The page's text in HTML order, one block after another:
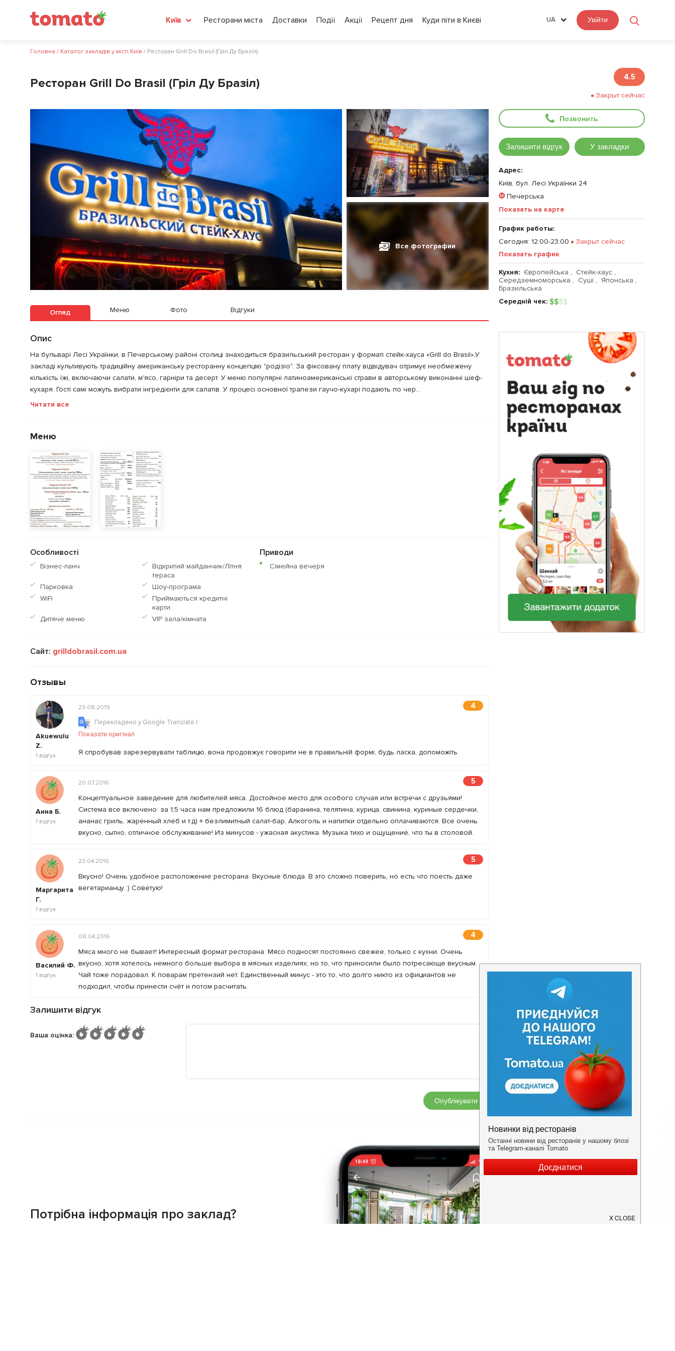
Київ Ресторани міста Доставки Події Акції Рецепт дня Куди піти в Києві UA Увійти
Головна / Каталог закладів у місті Київ / Ресторан Grill Do Brasil (Гріл Ду Бразіл)
Ресторан Grill Do Brasil (Гріл Ду Бразіл) 4.5
Закрыт сейчас
Позвонить
Залишити відгук У закладки
Адрес:
Київ, бул. Лесі Українки 24
Печерська
Показать на карте
График работы:
Сегодня: 12:00-23:00
Закрыт сейчас
Показать график
Кухня: Європейська , Стейк-хаус ,
Середземноморська , Суші , Японська ,
Бразильська
Середній чек: $$$$
Все фотографии
Огляд Меню Фото Відгуки
Опис
На бульварі Лесі Українки, в Печерському районі столиці знаходиться бразильський ресторан у форматі стейк-хауса «Grill do Brasil».У
закладі культивують традиційну американську ресторанну концепцію "родізіо". За фіксовану плату відвідувач отримує необмежену
кількість їжі, включаючи салати, м'ясо, гарніри та десерт. У меню популярні латиноамериканські страви в авторському виконанні шеф-
кухаря. Гості самі можуть вибрати інгредієнти для салатів. У процесі основної трапези гаучо-кухарі подають по чер...
Читати все
Меню
Особливості
Бiзнес-ланч
Відкритий майданчик/Літня
тераса
Парковка
Шоу-програма
WiFi
Приймаються кредитнi
карти
Дитяче меню
VIP зала/кімната
Приводи
Сімейна вечеря
Сайт: grilldobrasil.com.ua
Отзывы
Akuewulu
Z.
1 відгук
4
23.08.2019
Перекладено у Google Translate |
Показати оригінал
Я спробував зарезервувати таблицю, вона продовжує говорити не в правильній формі, будь ласка, допоможіть
Анна Б.
1 відгук
5
20.07.2016
Концептуальное заведение для любителей мяса. Достойное место для особого случая или встречи с друзьями!
Система все включено: за 1,5 часа нам предложили 16 блюд (баранина, телятина, курица, свинина, куриные сердечки,
ананас гриль, жаренный хлеб и т.д) + безлимитный салат-бар. Алкоголь и напитки отдельно оплачиваются. Все очень
вкусно, сытно, отличное обслуживание! Из минусов - ужасная акустика. Музыка тихо и ощущение, что ты в столовой.
Маргарита
Г.
1 відгук
5
23.04.2016
Вкусно! Очень удобное расположение ресторана. Вкусные блюда. В это сложно поверить, но есть что поесть даже
вегетарианцу :) Советую!
Василий Ф.
1 відгук
4
08.04.2016
Мяса много не бывает! Интересный формат ресторана. Мясо подносят постоянно свежее, только с кухни. Очень
вкусно, хотя хотелось немного больше выбора в мясных изделиях, но то, что приносили было потресающе вкусным.
Чай тоже порадовал. К поварам претензий нет. Единственный минус - это то, что долго никто из официантов не
подходил, чтобы принести счёт и потом расчитать.
Залишити відгук
Ваша оцінка:
Опублікувати
Потрібна інформація про заклад?